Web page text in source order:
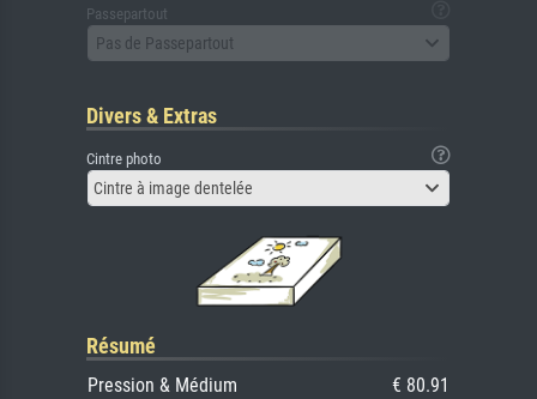
Passepartout
Pas de Passepartout
Divers & Extras
Cintre photo
Cintre à image dentelée
Résumé
Pression & Médium
€ 80.91